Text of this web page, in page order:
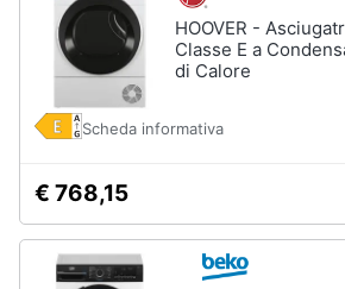
HOOVER -
Classe E a
di Calore
Scheda informativa
€ 768,15